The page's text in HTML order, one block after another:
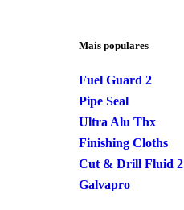
Mais populares
Fuel Guard 2
Pipe Seal
Ultra Alu Thx
Finishing Cloths
Cut & Drill Fluid 2
Galvapro